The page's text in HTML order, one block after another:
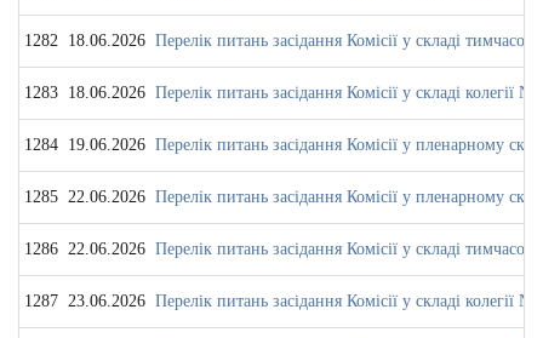
1282 18.06.2026 Перелік питань засідання Комісії у складі
1283 18.06.2026 Перелік питань засідання Комісії у складі колегії №
1284 19.06.2026 Перелік питань засідання Комісії у пленарному
1285 22.06.2026 Перелік питань засідання Комісії у пленарному
1286 22.06.2026 Перелік питань засідання Комісії у складі
1287 23.06.2026 Перелік питань засідання Комісії у складі колегії №